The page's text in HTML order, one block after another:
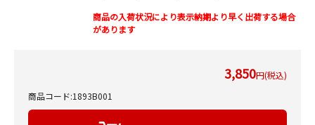
商品の入荷状況により表示納期より早く出荷する場合
があります
3,850円(税込)
商品コード:1893B001